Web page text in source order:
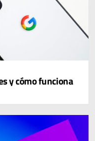
y cómo funciona